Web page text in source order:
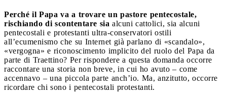
Perché il Papa va a trovare un pastore pentecostale,
rischiando di scontentare sia alcuni cattolici, sia alcuni
pentecostali e protestanti ultra-conservatori ostili
all’ecumenismo che su Internet già parlano di «scandalo»,
«vergogna» e riconoscimento implicito del ruolo del Papa da
parte di Traettino? Per rispondere a questa domanda occorre
raccontare una storia non breve, in cui ho avuto – come
accennavo – una piccola parte anch’io. Ma, anzitutto, occorre
ricordare chi sono i pentecostali protestanti.